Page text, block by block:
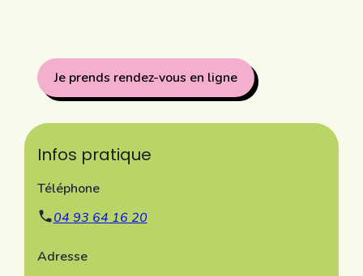
Infos pratique
Téléphone
04 93 64 16 20
Adresse